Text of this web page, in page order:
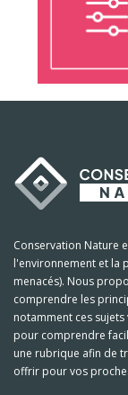
Conservation Nature
l'environnement et la
menacés). Nous
comprendre les
notamment ces
pour comprendre
une rubrique afin de
offrir pour vos